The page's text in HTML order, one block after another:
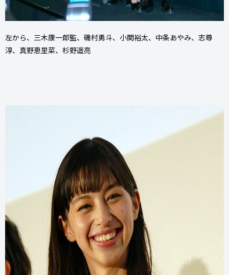
左から、三木康一郎監、磯村勇斗、小関裕太、中条あやみ、志尊
淳、真野恵里菜、杉野遥亮